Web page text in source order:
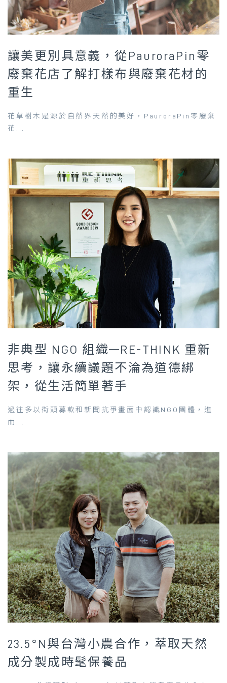
讓美更別具意義，從PauroraPin零
廢棄花店了解打樣布與廢棄花材的
重生
花草樹木是源於自然界天然的美好，PauroraPin零廢棄
花...
非典型 NGO 組織—RE-THINK 重新
思考，讓永續議題不淪為道德綁
架，從生活簡單著手
過往多以街頭募款和新聞抗爭畫面中認識NGO團體，進
而...
23.5°N與台灣小農合作，萃取天然
成分製成時髦保養品